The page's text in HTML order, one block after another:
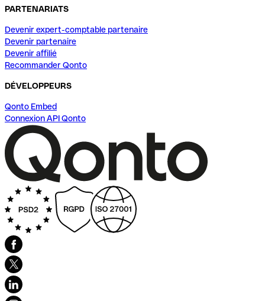
PARTENARIATS
Devenir expert-comptable partenaire
Devenir partenaire
Devenir affilié
Recommander Qonto
DÉVELOPPEURS
Qonto Embed
Connexion API Qonto